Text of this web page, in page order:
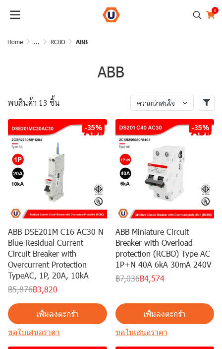
0
Home ... RCBO ABB
ABB
พบสินค้า 13 ชิ้น ความน่าสนใจ
-35%
ABB DSE201M C16 AC30 N
Blue Residual Current
Circuit Breaker with
Overcurrent Protection
TypeAC, 1P, 20A, 10kA
฿5,876฿3,820
เพิ่มลงตะกร้า
ขอใบเสนอราคา
-35%
ABB Miniature Circuit
Breaker with Overload
protection (RCBO) Type AC
1P+N 40A 6kA 30mA 240V
฿7,036฿4,574
เพิ่มลงตะกร้า
ขอใบเสนอราคา